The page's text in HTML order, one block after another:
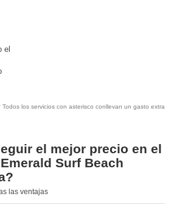
el
Todos los servicios con asterisco conllevan un gasto extra
el mejor precio en el
Surf Beach
las ventajas